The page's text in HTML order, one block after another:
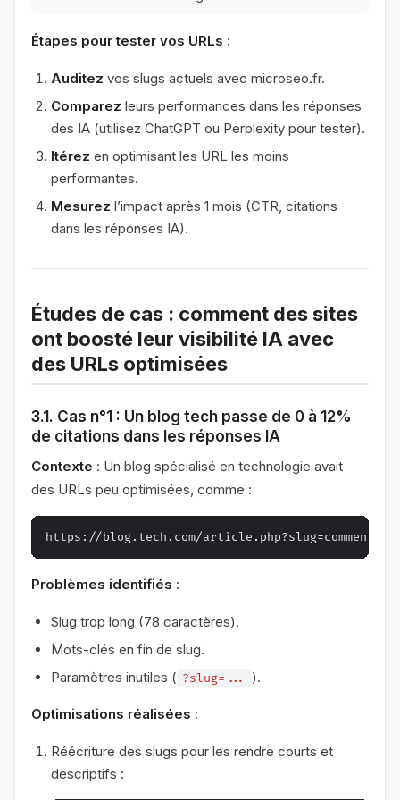
Étapes pour tester vos URLs :
Auditez vos slugs actuels avec microseo.fr.
Comparez leurs performances dans les réponses
des IA (utilisez ChatGPT ou Perplexity pour tester).
Itérez en optimisant les URL les moins
performantes.
Mesurez l’impact après 1 mois (CTR, citations
dans les réponses IA).
Études de cas : comment des sites
ont boosté leur visibilité IA avec
des URLs optimisées
3.1. Cas n°1 : Un blog tech passe de 0 à 12%
de citations dans les réponses IA
Contexte : Un blog spécialisé en technologie avait
des URLs peu optimisées, comme :
Problèmes identifiés :
Slug trop long (78 caractères).
Mots-clés en fin de slug.
Paramètres inutiles ( ?slug=... ).
Optimisations réalisées :
Réécriture des slugs pour les rendre courts et
descriptifs :